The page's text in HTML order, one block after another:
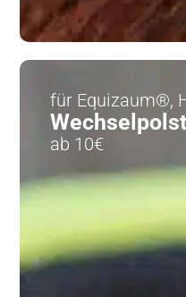
für Equizaum®,
ab 10€